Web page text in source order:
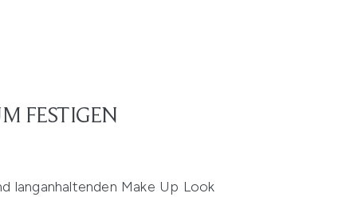
FESTIGEN
langanhaltenden Make Up Look